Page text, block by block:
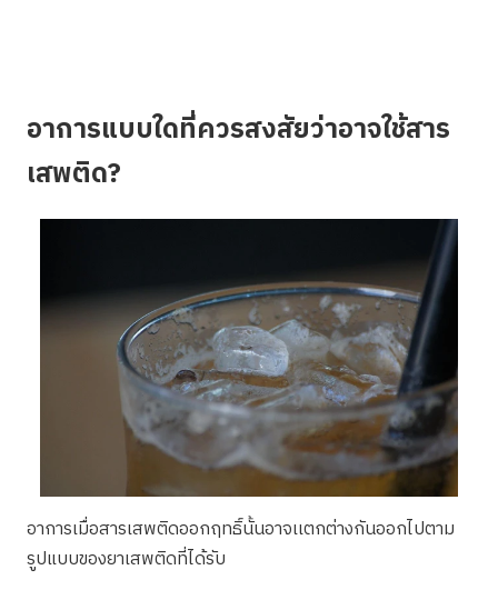
อาการแบบใดที่ควรสงสัยว่าอาจใช้สาร
เสพติด?
อาการเมื่อสารเสพติดออกฤทธิ์นั้นอาจเเตกต่างกันออกไปตาม
รูปแบบของยาเสพติดที่ได้รับ